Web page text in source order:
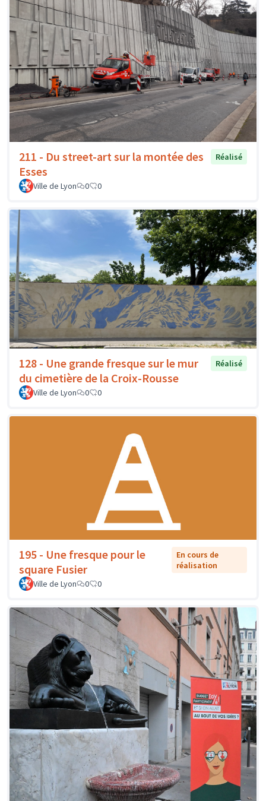
211 - Du street-art sur la montée des
Esses
Réalisé
Ville de Lyon 0 0
128 - Une grande fresque sur le mur
du cimetière de la Croix-Rousse
Réalisé
Ville de Lyon 0 0
195 - Une fresque pour le
square Fusier
En cours de
réalisation
Ville de Lyon
0 0